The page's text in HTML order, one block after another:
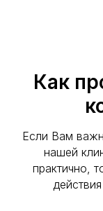
Как
Если Вам
нашей
практично,